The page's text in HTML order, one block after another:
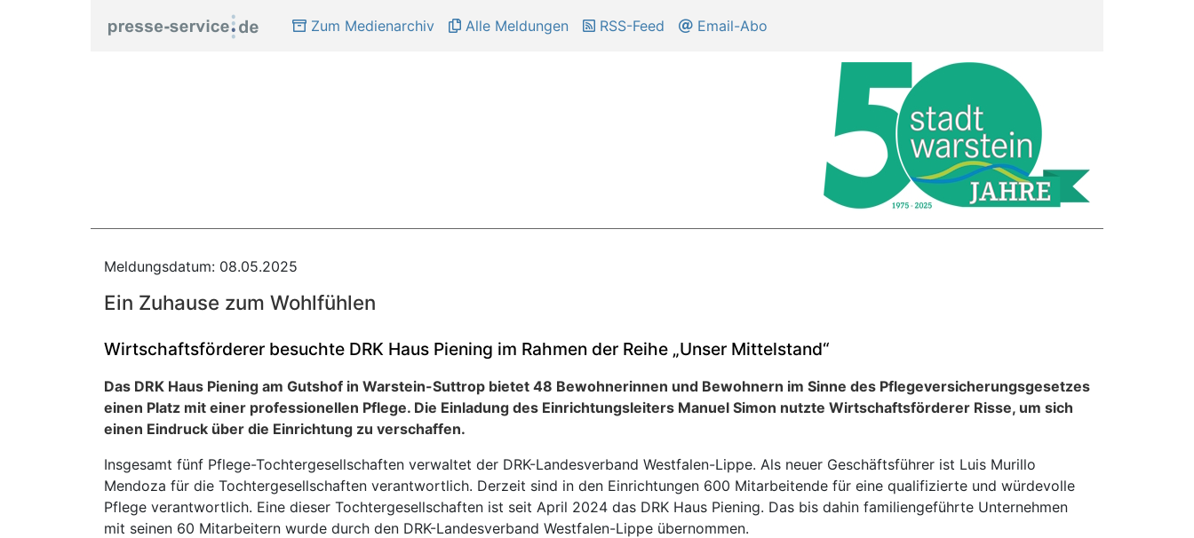
Zum Medienarchiv Alle Meldungen RSS-Feed Email-Abo
Meldungsdatum: 08.05.2025
Ein Zuhause zum Wohlfühlen
Wirtschaftsförderer besuchte DRK Haus Piening im Rahmen der Reihe „Unser Mittelstand“
Das DRK Haus Piening am Gutshof in Warstein-Suttrop bietet 48 Bewohnerinnen und Bewohnern im Sinne des Pflegeversicherungsgesetzes
einen Platz mit einer professionellen Pflege. Die Einladung des Einrichtungsleiters Manuel Simon nutzte Wirtschaftsförderer Risse, um sich
einen Eindruck über die Einrichtung zu verschaffen.
Insgesamt fünf Pflege-Tochtergesellschaften verwaltet der DRK-Landesverband Westfalen-Lippe. Als neuer Geschäftsführer ist Luis Murillo
Mendoza für die Tochtergesellschaften verantwortlich. Derzeit sind in den Einrichtungen 600 Mitarbeitende für eine qualifizierte und würdevolle
Pflege verantwortlich. Eine dieser Tochtergesellschaften ist seit April 2024 das DRK Haus Piening. Das bis dahin familiengeführte Unternehmen
mit seinen 60 Mitarbeitern wurde durch den DRK-Landesverband Westfalen-Lippe übernommen.